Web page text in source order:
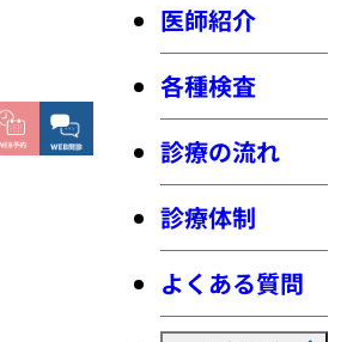
医師紹介
各種検査
診療の流れ
診療体制
よくある質問